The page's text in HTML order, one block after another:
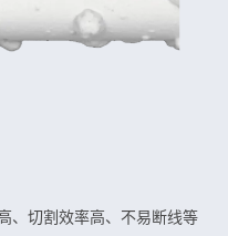
、切割效率高、不易断线等